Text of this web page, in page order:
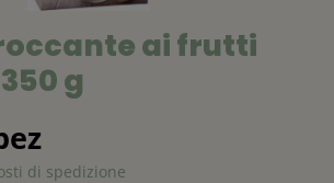
ai frutti
g
di spedizione